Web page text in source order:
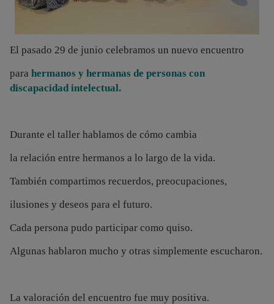
El pasado 29 de junio celebramos un nuevo encuentro
para hermanos y hermanas de personas con
discapacidad intelectual.
Durante el taller hablamos de cómo cambia
la relación entre hermanos a lo largo de la vida.
También compartimos recuerdos, preocupaciones,
ilusiones y deseos para el futuro.
Cada persona pudo participar como quiso.
Algunas hablaron mucho y otras simplemente escucharon.
La valoración del encuentro fue muy positiva.